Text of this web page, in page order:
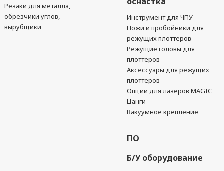
Резаки для металла,
обрезчики углов,
вырубщики
Инструмент для ЧПУ
Ножи и пробойники для
режущих плоттеров
Режущие головы для
плоттеров
Аксессуары для режущих
плоттеров
Опции для лазеров MAGIC
Цанги
Вакуумное крепление
ПО
Б/У оборудование